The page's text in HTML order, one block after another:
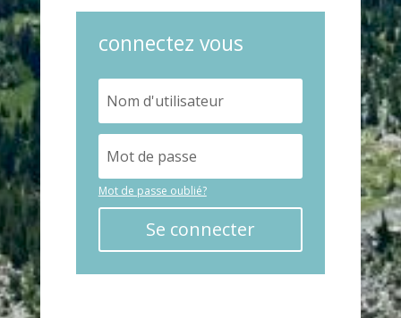
connectez vous
Mot de passe oublié?
Se connecter